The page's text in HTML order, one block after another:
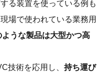
る装置を使っている例も
場で使われている業務用
ような製品は大型かつ高
技術を応用し、 持ち運び